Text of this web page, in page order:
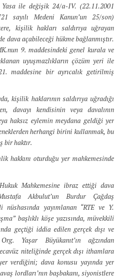
Yasa ile değişik 24/a-IV. (22.11.2001
sayılı Medeni Kanun’un 25/son)
kişilik hakları saldırıya uğrayan
dava açabileceği hükme bağlanmıştır.
9. maddesindeki genel kurala ve
uyuşmazlıkların çözüm yeri ile
maddesine bir ayrıcalık getirilmiş
kişilik haklarının saldırıya uğradığı
davayı kendisinin veya davalının
haksız eylemin meydana geldiği yer
herhangi birini kullanmak, bu
bir haktır.
hakkını oturduğu yer mahkemesinde
Mahkemesine ibraz ettiği dava
Akbulut’un Burdur Çağdaş
nüshasında yayımlanan “RTE ve Y.
başlıklı köşe yazısında, müvekkili
geçtiği iddia edilen gerçek dışı ve
Yaşar Büyükanıt’ın ağzından
niteliğinde gerçek dışı ithamlara
verdiğini; dava konusu yayında yer
lordları’nın başbakanı, siyonistlere